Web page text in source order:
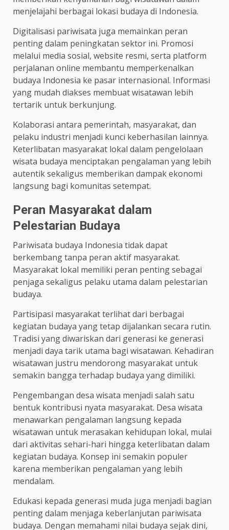
menjelajahi berbagai lokasi budaya di Indonesia.
Digitalisasi pariwisata juga memainkan peran
penting dalam peningkatan sektor ini. Promosi
melalui media sosial, website resmi, serta platform
perjalanan online membantu memperkenalkan
budaya Indonesia ke pasar internasional. Informasi
yang mudah diakses membuat wisatawan lebih
tertarik untuk berkunjung.
Kolaborasi antara pemerintah, masyarakat, dan
pelaku industri menjadi kunci keberhasilan lainnya.
Keterlibatan masyarakat lokal dalam pengelolaan
wisata budaya menciptakan pengalaman yang lebih
autentik sekaligus memberikan dampak ekonomi
langsung bagi komunitas setempat.
Peran Masyarakat dalam
Pelestarian Budaya
Pariwisata budaya Indonesia tidak dapat
berkembang tanpa peran aktif masyarakat.
Masyarakat lokal memiliki peran penting sebagai
penjaga sekaligus pelaku utama dalam pelestarian
budaya.
Partisipasi masyarakat terlihat dari berbagai
kegiatan budaya yang tetap dijalankan secara rutin.
Tradisi yang diwariskan dari generasi ke generasi
menjadi daya tarik utama bagi wisatawan. Kehadiran
wisatawan justru mendorong masyarakat untuk
semakin bangga terhadap budaya yang dimiliki.
Pengembangan desa wisata menjadi salah satu
bentuk kontribusi nyata masyarakat. Desa wisata
menawarkan pengalaman langsung kepada
wisatawan untuk merasakan kehidupan lokal, mulai
dari aktivitas sehari-hari hingga keterlibatan dalam
kegiatan budaya. Konsep ini semakin populer
karena memberikan pengalaman yang lebih
mendalam.
Edukasi kepada generasi muda juga menjadi bagian
penting dalam menjaga keberlanjutan pariwisata
budaya. Dengan memahami nilai budaya sejak dini,